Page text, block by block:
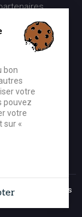
partenaires
-Mentions légales
bon
votre
pouvez
votre
sur «